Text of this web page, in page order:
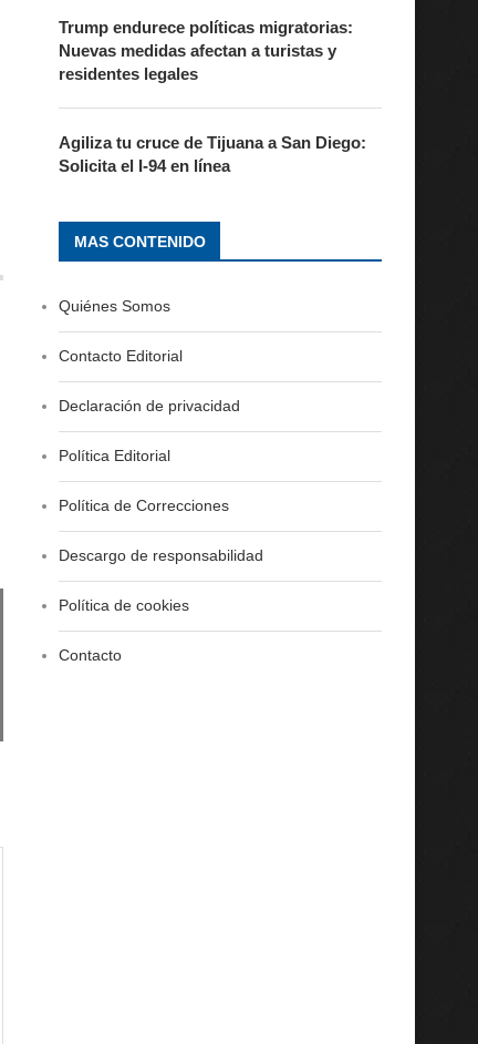
Trump endurece políticas migratorias:
Nuevas medidas afectan a turistas y
residentes legales
Agiliza tu cruce de Tijuana a San Diego:
Solicita el I-94 en línea
MAS CONTENIDO
Quiénes Somos
Contacto Editorial
Declaración de privacidad
Política Editorial
Política de Correcciones
Descargo de responsabilidad
Política de cookies
Contacto